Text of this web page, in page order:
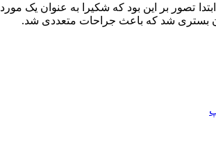
بر این بود که شکیرا به عنوان یک
بستری شد که باعث جراحات متعددی شد.